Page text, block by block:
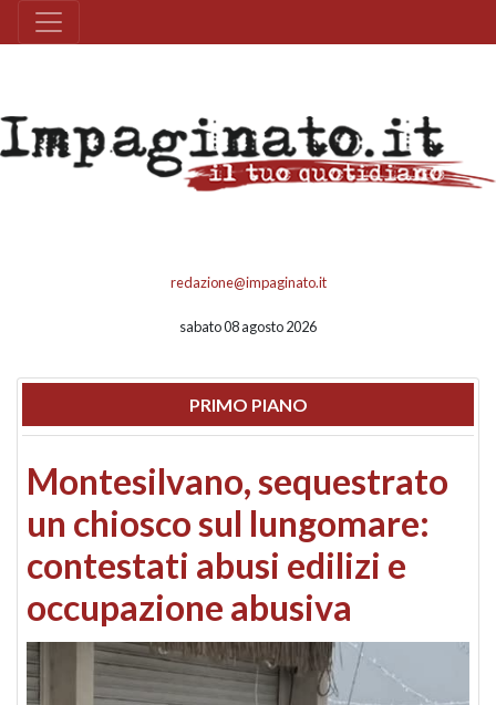
redazione@impaginato.it
sabato 08 agosto 2026
PRIMO PIANO
Montesilvano, sequestrato
un chiosco sul lungomare:
contestati abusi edilizi e
occupazione abusiva